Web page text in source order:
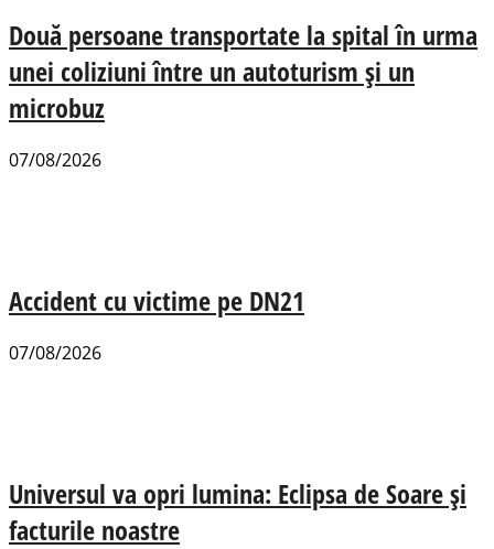
Două persoane transportate la spital în urma
unei coliziuni între un autoturism și un
microbuz
07/08/2026
Accident cu victime pe DN21
07/08/2026
Universul va opri lumina: Eclipsa de Soare și
facturile noastre